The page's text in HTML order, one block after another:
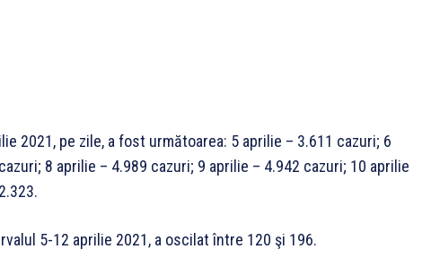
2021, pe zile, a fost următoarea: 5 aprilie – 3.611 cazuri; 6
8 aprilie – 4.989 cazuri; 9 aprilie – 4.942 cazuri; 10 aprilie
5-12 aprilie 2021, a oscilat între 120 şi 196.